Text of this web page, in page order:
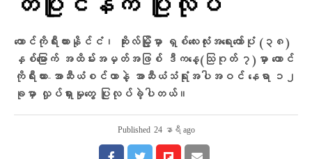
တောင်ကိုရီးယားနိုင်ငံ၊ ဆိုးလ်မြို့မှာ ရှစ်လေးလုံးအရေးတော်ပုံ (၃၈)
နှစ်မြောက် အထိမ်းအမှတ်အဖြစ် ဒီကနေ့(သြဂုတ် ၇)မှာ တောင်
ကိုရီးယား-အာဆီယံစင်တာနဲ့ အာဆီယံသံရုံးအပါအဝင် နေရာ ၁၂
ခုမှာ လှုပ်ရှားမှုတွေ ပြုလုပ်ခဲ့ပါတယ်။
Published 24 နာရီ ago